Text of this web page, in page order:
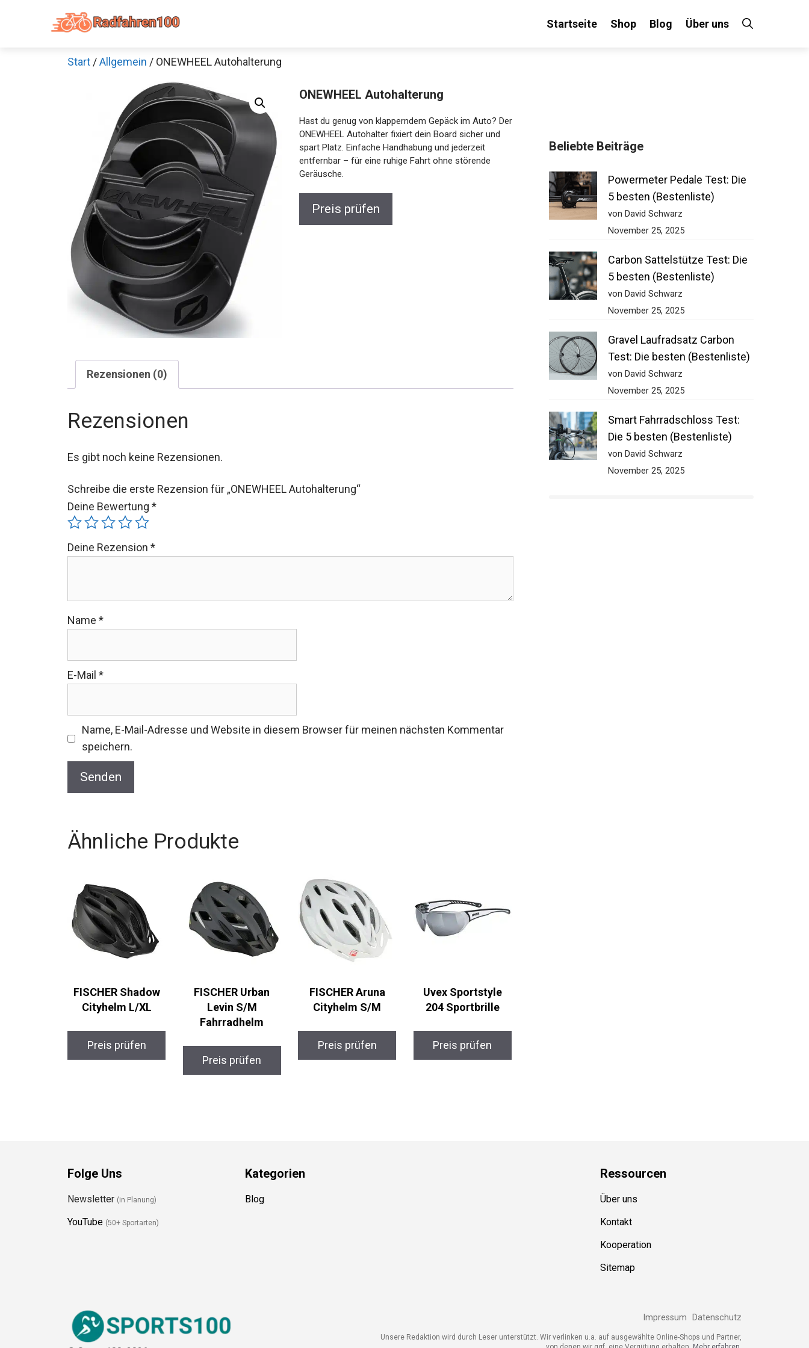
Startseite Shop Blog Über uns
Start /Allgemein / ONEWHEEL Autohalterung
ONEWHEEL Autohalterung
Hast du genug von klapperndem Gepäck im Auto? Der
ONEWHEEL Autohalter fixiert dein Board sicher und
spart Platz. Einfache Handhabung und jederzeit
entfernbar – für eine ruhige Fahrt ohne störende
Geräusche.
Preis prüfen
Rezensionen (0)
Rezensionen
Es gibt noch keine Rezensionen.
Schreibe die erste Rezension für „ONEWHEEL Autohalterung“
Deine Bewertung *
Deine Rezension *
Name *
E-Mail *
Name, E-Mail-Adresse und Website in diesem Browser für meinen nächsten Kommentar
speichern.
Ähnliche Produkte
FISCHER Shadow
Cityhelm L/XL
Preis prüfen
FISCHER Urban
Levin S/M
Fahrradhelm
Preis prüfen
FISCHER Aruna
Cityhelm S/M
Preis prüfen
Uvex Sportstyle
204 Sportbrille
Preis prüfen
Beliebte Beiträge
Powermeter Pedale Test: Die
5 besten (Bestenliste)
von David Schwarz
November 25, 2025
Carbon Sattelstütze Test: Die
5 besten (Bestenliste)
von David Schwarz
November 25, 2025
Gravel Laufradsatz Carbon
Test: Die besten (Bestenliste)
von David Schwarz
November 25, 2025
Smart Fahrradschloss Test:
Die 5 besten (Bestenliste)
von David Schwarz
November 25, 2025
Folge Uns
Newsletter (in Planung)
YouTube (50+ Sportarten)
Kategorien
Blog
Ressourcen
Über uns
Kontakt
Kooperation
Sitemap
Impressum Datenschutz
Unsere Redaktion wird durch Leser unterstützt. Wir verlinken u.a. auf ausgewählte Online-Shops und Partner,